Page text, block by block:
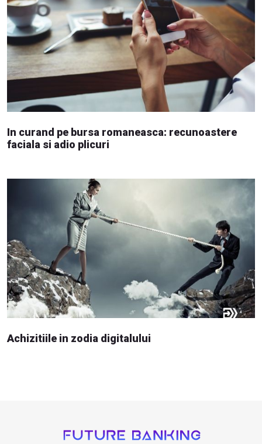
In curand pe bursa romaneasca: recunoastere
faciala si adio plicuri
Achizitiile in zodia digitalului